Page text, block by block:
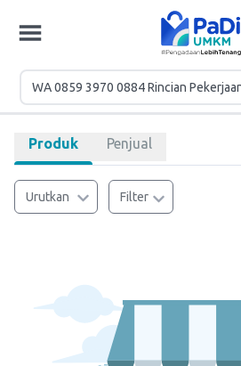
Produk Penjual
Urutkan Filter